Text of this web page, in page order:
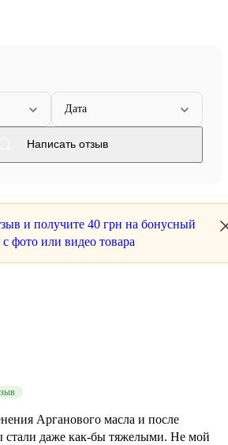
Дата
Написать отзыв
и получите 40 грн на бонусный
с фото или видео товара
Арганового масла и после
стали даже как-бы тяжелыми. Не мой